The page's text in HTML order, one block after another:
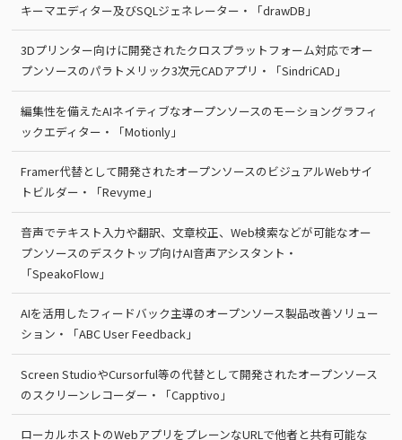
キーマエディター及びSQLジェネレーター・「drawDB」
3Dプリンター向けに開発されたクロスプラットフォーム対応でオー
プンソースのパラトメリック3次元CADアプリ・「SindriCAD」
編集性を備えたAIネイティブなオープンソースのモーショングラフィ
ックエディター・「Motionly」
Framer代替として開発されたオープンソースのビジュアルWebサイ
トビルダー・「Revyme」
音声でテキスト入力や翻訳、文章校正、Web検索などが可能なオー
プンソースのデスクトップ向けAI音声アシスタント・
「SpeakoFlow」
AIを活用したフィードバック主導のオープンソース製品改善ソリュー
ション・「ABC User Feedback」
Screen StudioやCursorful等の代替として開発されたオープンソース
のスクリーンレコーダー・「Capptivo」
ローカルホストのWebアプリをプレーンなURLで他者と共有可能な